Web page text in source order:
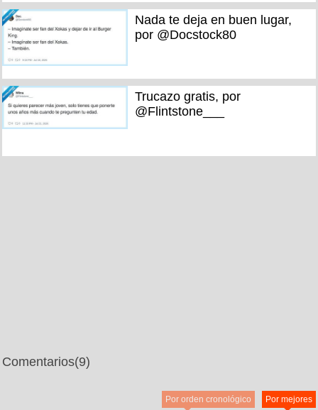
Nada te deja en buen lugar,
por @Docstock80
Trucazo gratis, por
@Flintstone___
Comentarios(9)
Por mejores
Por orden cronológico